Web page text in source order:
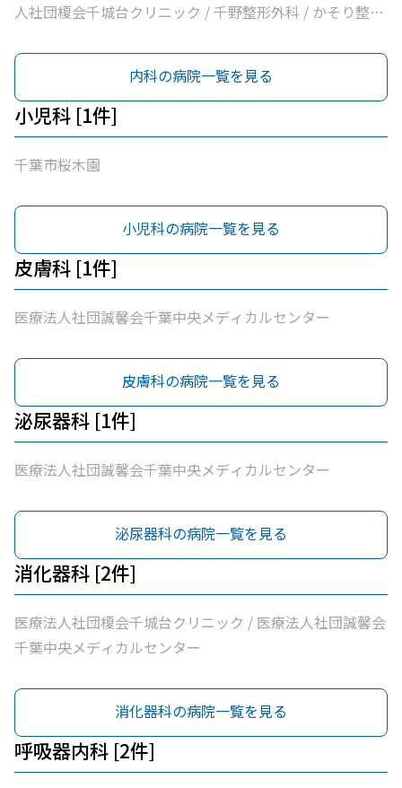
人社団榎会千城台クリニック / 千野整形外科 / かそり整形
千葉市桜木園
内科の病院一覧を見る
小児科 [1件]
千葉市桜木園
小児科の病院一覧を見る
皮膚科 [1件]
医療法人社団誠馨会千葉中央メディカルセンター
皮膚科の病院一覧を見る
泌尿器科 [1件]
医療法人社団誠馨会千葉中央メディカルセンター
泌尿器科の病院一覧を見る
消化器科 [2件]
医療法人社団榎会千城台クリニック / 医療法人社団誠馨会
千葉中央メディカルセンター
消化器科の病院一覧を見る
呼吸器内科 [2件]